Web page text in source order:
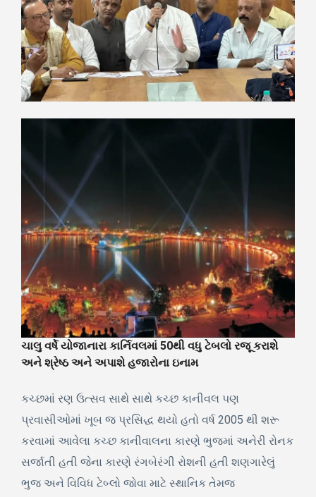
ચાલુ વર્ષે યોજાનારા કાર્નિવલમાં 50થી વધુ ટેબલો રજૂ કરાશે
અને શ્રેષ્ઠ અને અપાશે હજારોના ઇનામ
કચ્છમાં રણ ઉત્સવ સાથે સાથે કચ્છ કાનીવલ પણ
પ્રવાસીઓમાં ખૂબ જ પ્રસિદ્ધ થયો હતો વર્ષ 2005 થી શરૂ
કરવામાં આવેલા કચ્છ કાનીવાલના કારણે ભુજમાં અનેરી રોનક
સર્જાતી હતી જેના કારણે રંગબેરંગી રોશની હતી શણગારેલું
ભુજ અને વિવિધ ટેબ્લો જોવા માટે સ્થાનિક તેમજ